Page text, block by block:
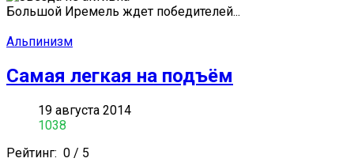
Большой Иремель ждет победителей...
Альпинизм
Самая легкая на подъём
19 августа 2014
1038
Рейтинг: 0 / 5